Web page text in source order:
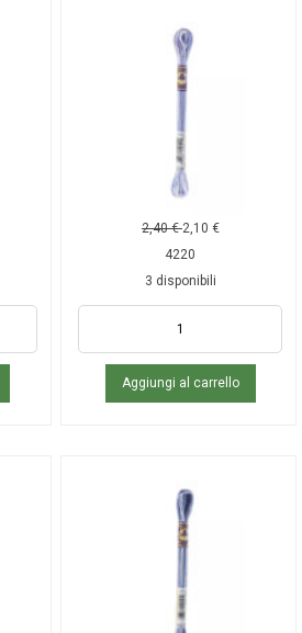
2,40€ 2,10 €
4220
3 disponibili
Aggiungi al carrello